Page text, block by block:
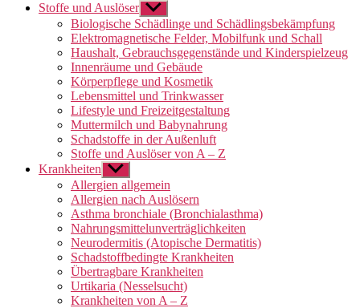
Stoffe und Auslöser Untermenü
anzeigen
Biologische Schädlinge und Schädlingsbekämpfung
Elektromagnetische Felder, Mobilfunk und Schall
Haushalt, Gebrauchsgegenstände und Kinderspielzeug
Innenräume und Gebäude
Körperpflege und Kosmetik
Lebensmittel und Trinkwasser
Lifestyle und Freizeitgestaltung
Muttermilch und Babynahrung
Schadstoffe in der Außenluft
Stoffe und Auslöser von A – Z
Krankheiten Untermenü
anzeigen
Allergien allgemein
Allergien nach Auslösern
Asthma bronchiale (Bronchialasthma)
Nahrungsmittelunverträglichkeiten
Neurodermitis (Atopische Dermatitis)
Schadstoffbedingte Krankheiten
Übertragbare Krankheiten
Urtikaria (Nesselsucht)
Krankheiten von A – Z